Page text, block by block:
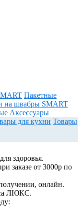
Пакетные
на швабры SMART
Аксессуары
для кухни Товары
здоровья.
заказе от 3000р по
онлайн.
ЛЮКС.